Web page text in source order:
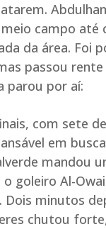
campo até
da área. Foi
passou rente
parou por aí:
com sete
em
mandou
goleiro Al-
Dois minutos
chutou